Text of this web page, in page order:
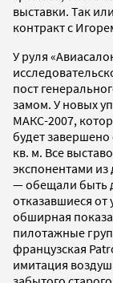
выставки. Так
контракт с
У руля
пост
замом. У новых
МАКС-2007,
будет завершено
кв. м. Все
экспонентами из
— обещали быть
отказавшиеся от
обширная
пилотажные
французская
имитация